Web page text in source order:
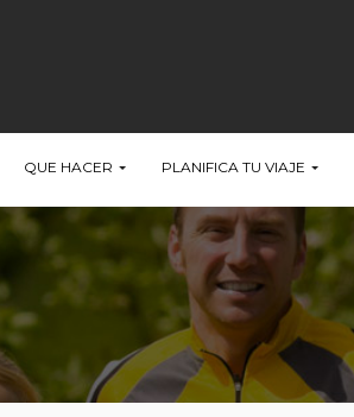
QUE HACER PLANIFICA TU VIAJE